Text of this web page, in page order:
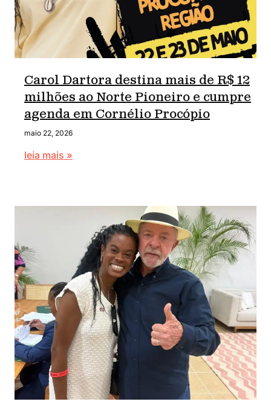
Carol Dartora destina mais de R$ 12
milhões ao Norte Pioneiro e cumpre
agenda em Cornélio Procópio
maio 22, 2026
leia mais »